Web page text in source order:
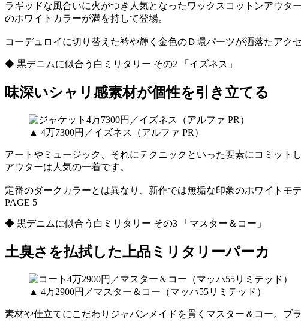
ラギッドな風合いに火がつき人気となったワックスコットンアウ
のホワイトカラーが満を持して登場。
コーデュロイに切り替えた衿や輝く金色のＤ環パーツが洒落たアク
◆ 黒デニムに似合う白ミリタリー その2 「イズネス」
味深いシャリ感素材が個性を引き立てる
▲ 4万7300円／イズネス（アルファ PR）
アートやミュージック、それにテクニックといった要素にコミッ
アウターは人気の一着です。
定番のダークカラーとは異なり、新作では無垢な印象のホワイトモ
PAGE 5
◆ 黒デニムに似合う白ミリタリー その3 「マスター＆コー」
土臭さを払拭した上品ミリタリーパーカ
▲ 4万2900円／マスター＆コー（マッハ55リミテッド）
素材や仕立てにこだわりジャパンメイドを貫くマスター＆コー。ブ